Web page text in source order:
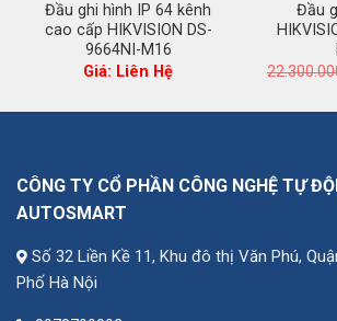
Đầu ghi hình IP 64 kênh
cao cấp HIKVISION DS-
9664NI-M16
Giá: Liên Hệ
Đầu
CÔNG TY CỔ PHẦN CÔNG NGHỆ TỰ
AUTOSMART
Số 32 Liền Kề 11, Khu đô thị Văn Phú,
Phố Hà Nội